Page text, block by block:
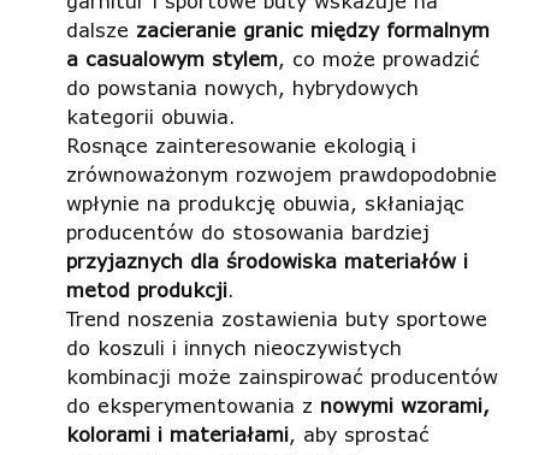
dalsze zacieranie granic między formalnym
a casualowym stylem, co może prowadzić
do powstania nowych, hybrydowych
kategorii obuwia.
Rosnące zainteresowanie ekologią i
zrównoważonym rozwojem prawdopodobnie
wpłynie na produkcję obuwia, skłaniając
producentów do stosowania bardziej
przyjaznych dla środowiska materiałów i
metod produkcji.
Trend noszenia zostawienia buty sportowe
do koszuli i innych nieoczywistych
kombinacji może zainspirować producentów
do eksperymentowania z nowymi wzorami,
kolorami i materiałami, aby sprostać